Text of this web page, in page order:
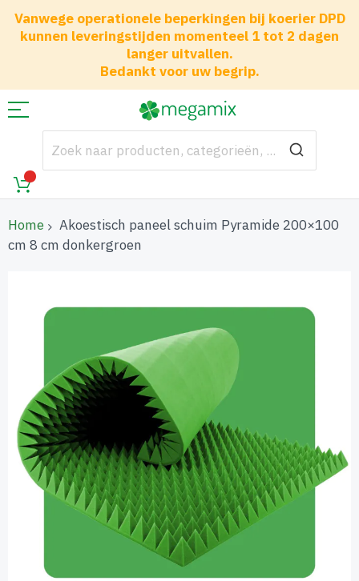
Vanwege operationele beperkingen bij koerier DPD
kunnen leveringstijden momenteel 1 tot 2 dagen
langer uitvallen.
Bedankt voor uw begrip.
Home
Akoestisch paneel schuim Pyramide 200×100
cm 8 cm donkergroen